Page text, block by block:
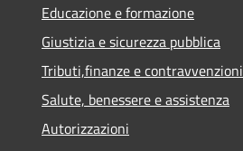
Educazione e formazione
Giustizia e sicurezza pubblica
Tributi,finanze e contravvenzioni
Salute, benessere e assistenza
Autorizzazioni